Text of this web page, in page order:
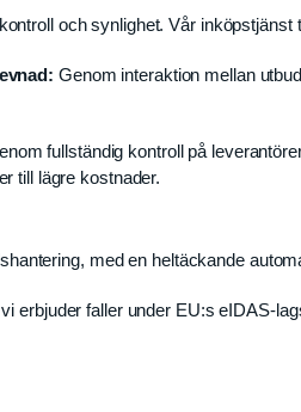
och synlighet. Vår
Genom interaktion mellan
fullständig kontroll på
till lägre kostnader.
med en heltäckande
erbjuder faller under EU:s eIDAS-